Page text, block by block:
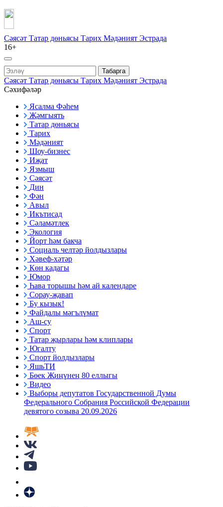
Сәясәт Татар дөньясы Тарих Мәдәният Эстрада
16+
Табарга
Сәясәт Татар дөньясы Тарих Мәдәният Эстрада
Сәхифәләр
Ясалма Фәһем
Җәмгыять
Татар дөньясы
Тарих
Мәдәният
Шоу-бизнес
Иҗат
Язмыш
Сәясәт
Дин
Фән
Авыл
Икътисад
Сәламәтлек
Экология
Йорт һәм бакча
Социаль челтәр йолдызлары
Хәвеф-хәтәр
Көн кадагы
Юмор
Һава торышы һәм ай календаре
Сорау-җавап
Бу кызык!
Файдалы мәгълүмат
Аш-су
Спорт
Татар җырлары һәм клиплары
Югалту
Спорт йолдызлары
ЯшьТИ
Бөек Җиңүнең 80 еллыгы
Видео
Выборы депутатов Государственной Думы
Федерального Собрания Российской Федерации
девятого созыва 20.09.2026